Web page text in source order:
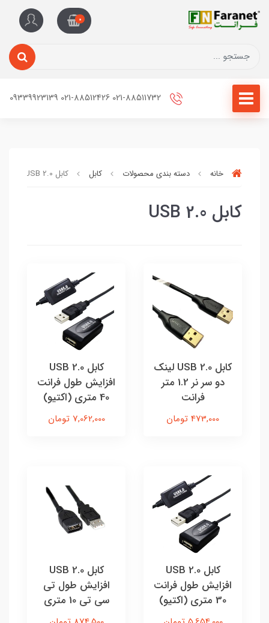
0
خانه دسته بندی محصولات کابل کابل USB 2.0
کابل USB 2.0
کابل USB 2.0 لینک
دو سر نر 1.2 متر
فرانت
473,000 تومان
کابل USB 2.0
افزایش طول فرانت
40 متری (اکتیو)
7,062,000 تومان
کابل USB 2.0
افزایش طول فرانت
30 متری (اکتیو)
کابل USB 2.0
افزایش طول تی
سی تی 10 متری